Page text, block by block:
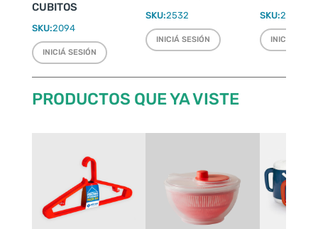
CUBITOS
SKU:2094
INICIÁ SESIÓN
SKU:2532
INICIÁ SESIÓN
SKU:2427
INICIÁ
PRODUCTOS QUE YA VISTE